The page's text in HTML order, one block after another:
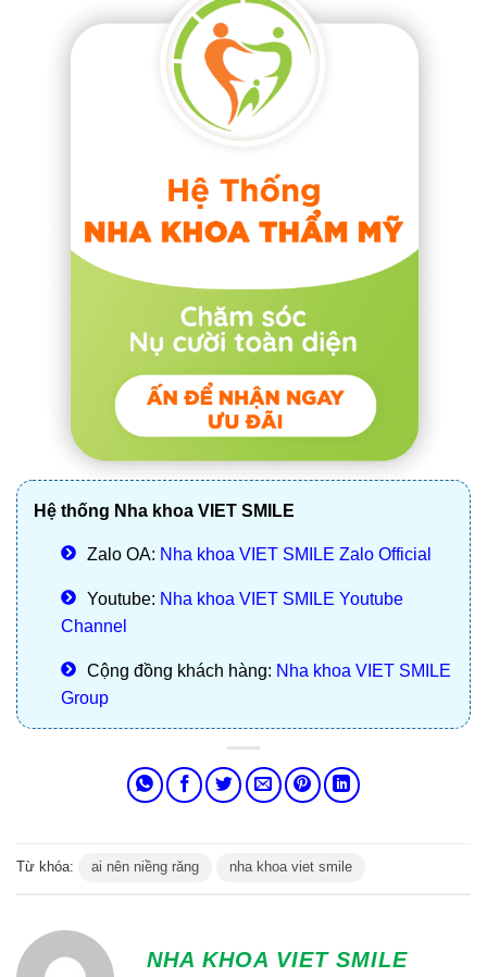
Hệ thống Nha khoa VIET SMILE
Zalo OA: Nha khoa VIET SMILE Zalo Official
Youtube: Nha khoa VIET SMILE Youtube
Channel
Cộng đồng khách hàng: Nha khoa VIET SMILE
Group
Từ khóa: ai nên niềng răng nha khoa viet smile
NHA KHOA VIET SMILE